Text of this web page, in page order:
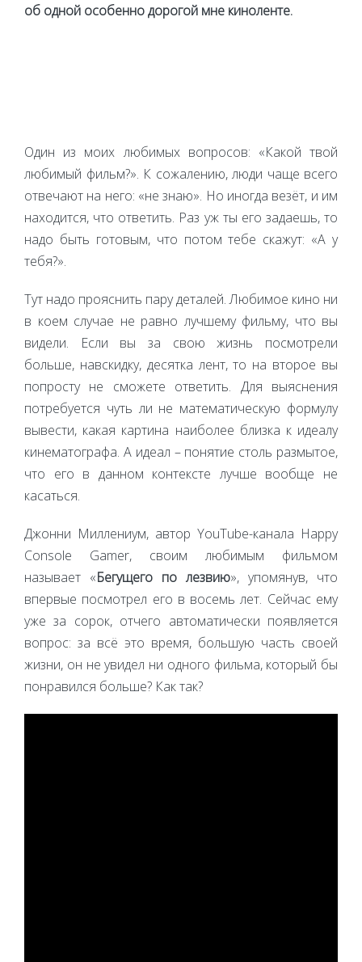
об одной особенно дорогой мне киноленте.
Один из моих любимых вопросов: «Какой твой
любимый фильм?». К сожалению, люди чаще всего
отвечают на него: «не знаю». Но иногда везёт, и им
находится, что ответить. Раз уж ты его задаешь, то
надо быть готовым, что потом тебе скажут: «А у
тебя?».
Тут надо прояснить пару деталей. Любимое кино ни
в коем случае не равно лучшему фильму, что вы
видели. Если вы за свою жизнь посмотрели
больше, навскидку, десятка лент, то на второе вы
попросту не сможете ответить. Для выяснения
потребуется чуть ли не математическую формулу
вывести, какая картина наиболее близка к идеалу
кинематографа. А идеал – понятие столь размытое,
что его в данном контексте лучше вообще не
касаться.
Джонни Миллениум, автор YouTube-канала Happy
Console Gamer, своим любимым фильмом
называет «Бегущего по лезвию», упомянув, что
впервые посмотрел его в восемь лет. Сейчас ему
уже за сорок, отчего автоматически появляется
вопрос: за всё это время, большую часть своей
жизни, он не увидел ни одного фильма, который бы
понравился больше? Как так?